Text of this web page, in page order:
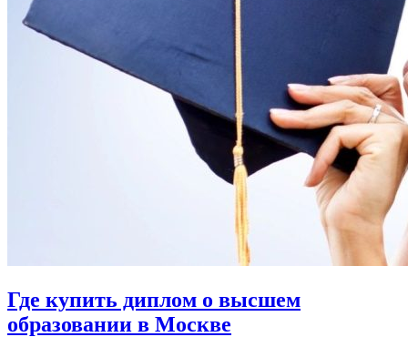
Где купить диплом о высшем
образовании в Москве